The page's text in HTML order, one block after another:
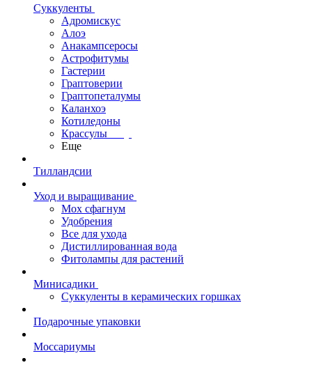
Суккуленты
Адромискус
Алоэ
Анакампсеросы
Астрофитумы
Гастерии
Граптоверии
Граптопеталумы
Каланхоэ
Котиледоны
Крассулы
Еще
Тилландсии
Уход и выращивание
Мох сфагнум
Удобрения
Все для ухода
Дистиллированная вода
Фитолампы для растений
Минисадики
Суккуленты в керамических горшках
Подарочные упаковки
Моссариумы